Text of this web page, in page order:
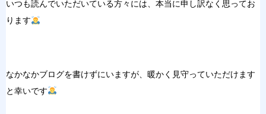
いつも読んでいただいている方々には、本当に申し訳なく思ってお
ります
なかなかブログを書けずにいますが、暖かく見守っていただけます
と幸いです